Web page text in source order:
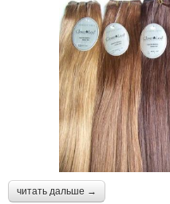
читать дальше →